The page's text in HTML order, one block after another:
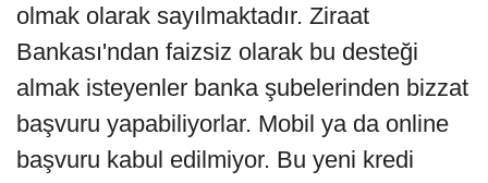
olmak olarak sayılmaktadır. Ziraat
Bankası'ndan faizsiz olarak bu desteği
almak isteyenler banka şubelerinden bizzat
başvuru yapabiliyorlar. Mobil ya da online
başvuru kabul edilmiyor. Bu yeni kredi